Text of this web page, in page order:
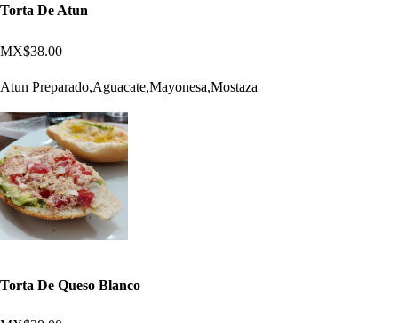
Torta De Atun
MX$38.00
Atun Preparado,Aguacate,Mayonesa,Mostaza
Torta De Queso Blanco